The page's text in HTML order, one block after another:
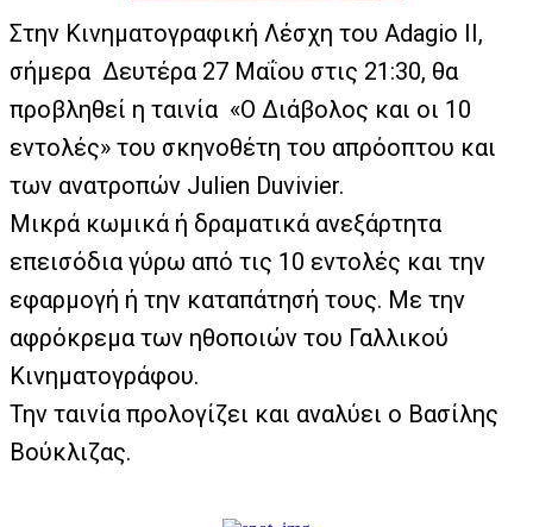
Στην Κινηματογραφική Λέσχη του Adagio II,
σήμερα Δευτέρα 27 Μαΐου στις 21:30, θα
προβληθεί η ταινία «Ο Διάβολος και οι 10
εντολές» του σκηνοθέτη του απρόοπτου και
των ανατροπών Julien Duvivier.
Μικρά κωμικά ή δραματικά ανεξάρτητα
επεισόδια γύρω από τις 10 εντολές και την
εφαρμογή ή την καταπάτησή τους. Με την
αφρόκρεμα των ηθοποιών του Γαλλικού
Κινηματογράφου.
Την ταινία προλογίζει και αναλύει ο Βασίλης
Βούκλιζας.